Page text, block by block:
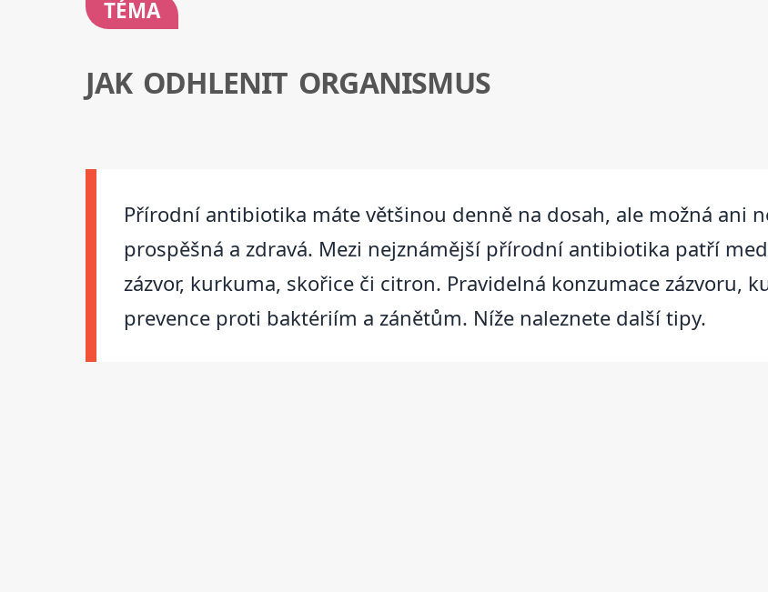
TÉMA
JAK ODHLENIT ORGANISMUS
Přírodní antibiotika máte většinou denně na dosah, ale možná ani
prospěšná a zdravá. Mezi nejznámější přírodní antibiotika patří
zázvor, kurkuma, skořice či citron. Pravidelná konzumace zázvoru,
prevence proti baktériím a zánětům. Níže naleznete další tipy.